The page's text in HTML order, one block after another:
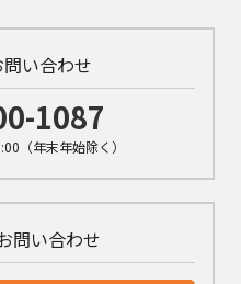
い合わせ
1087
（年末年始除く）
問い合わせ